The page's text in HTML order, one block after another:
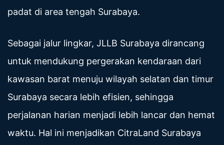
padat di area tengah Surabaya.
Sebagai jalur lingkar, JLLB Surabaya dirancang
untuk mendukung pergerakan kendaraan dari
kawasan barat menuju wilayah selatan dan timur
Surabaya secara lebih efisien, sehingga
perjalanan harian menjadi lebih lancar dan hemat
waktu. Hal ini menjadikan CitraLand Surabaya